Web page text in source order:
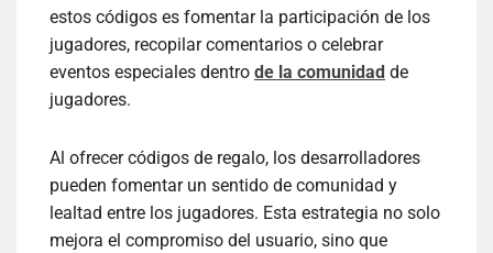
estos códigos es fomentar la participación de los
jugadores, recopilar comentarios o celebrar
eventos especiales dentro de la comunidad de
jugadores.
Al ofrecer códigos de regalo, los desarrolladores
pueden fomentar un sentido de comunidad y
lealtad entre los jugadores. Esta estrategia no solo
mejora el compromiso del usuario, sino que